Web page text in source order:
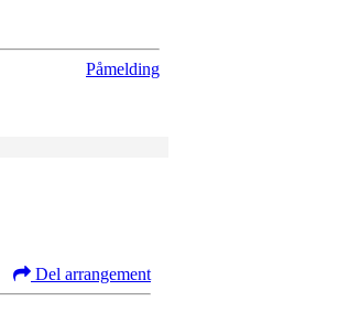
Påmelding
Del arrangement